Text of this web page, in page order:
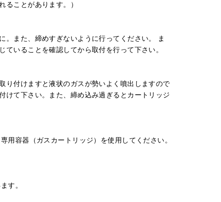
ることがあります。）
。また、締めすぎないように行ってください。 ま
いることを確認してから取付を行って下さい。
り付けますと液状のガスが勢いよく噴出しますので
けて下さい。また、締め込み過ぎるとカートリッジ
用容器（ガスカートリッジ）を使用してください。
す。